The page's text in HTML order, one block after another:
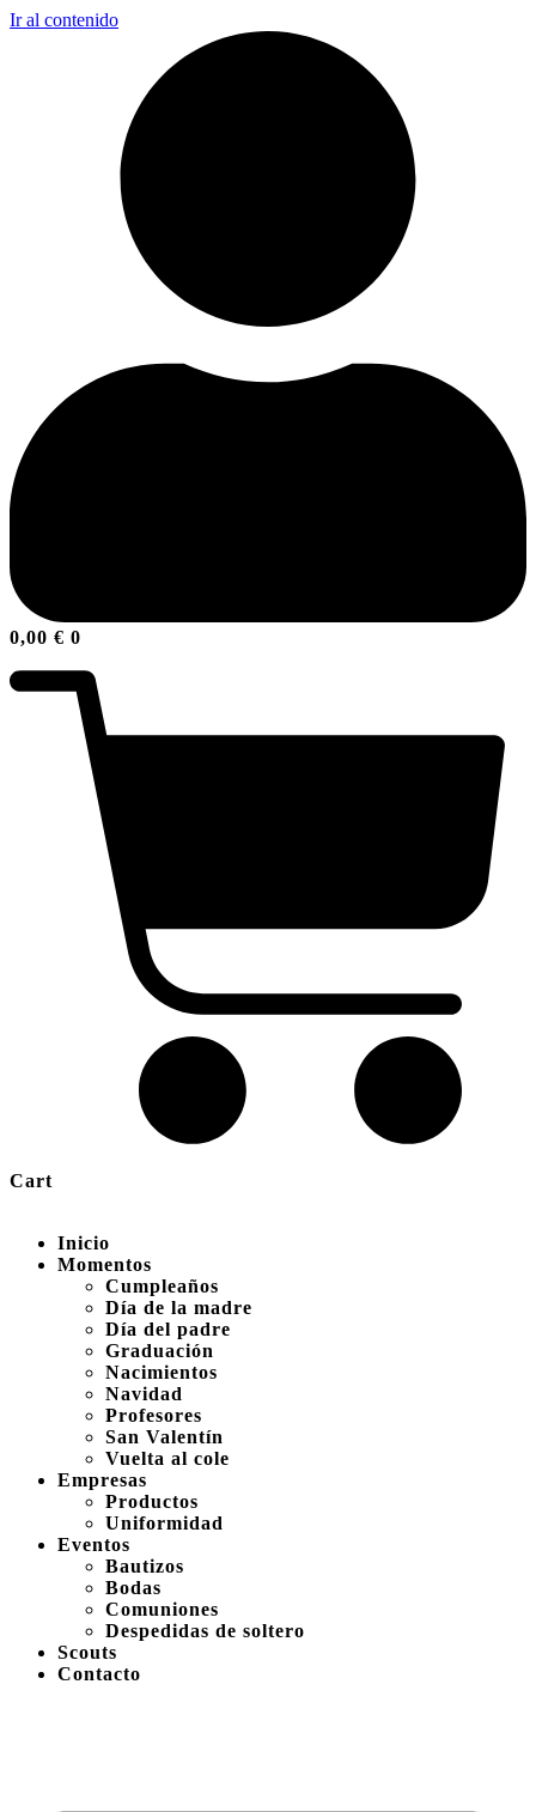
Ir al contenido
0,00 € 0
Cart
Inicio
Momentos
Cumpleaños
Día de la madre
Día del padre
Graduación
Nacimientos
Navidad
Profesores
San Valentín
Vuelta al cole
Empresas
Productos
Uniformidad
Eventos
Bautizos
Bodas
Comuniones
Despedidas de soltero
Scouts
Contacto